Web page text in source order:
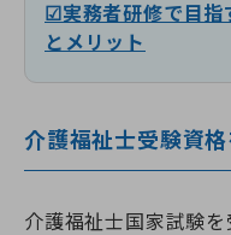
☑実務者研修で目指
とメリット
介護福祉士受験資
介護福祉士国家試験